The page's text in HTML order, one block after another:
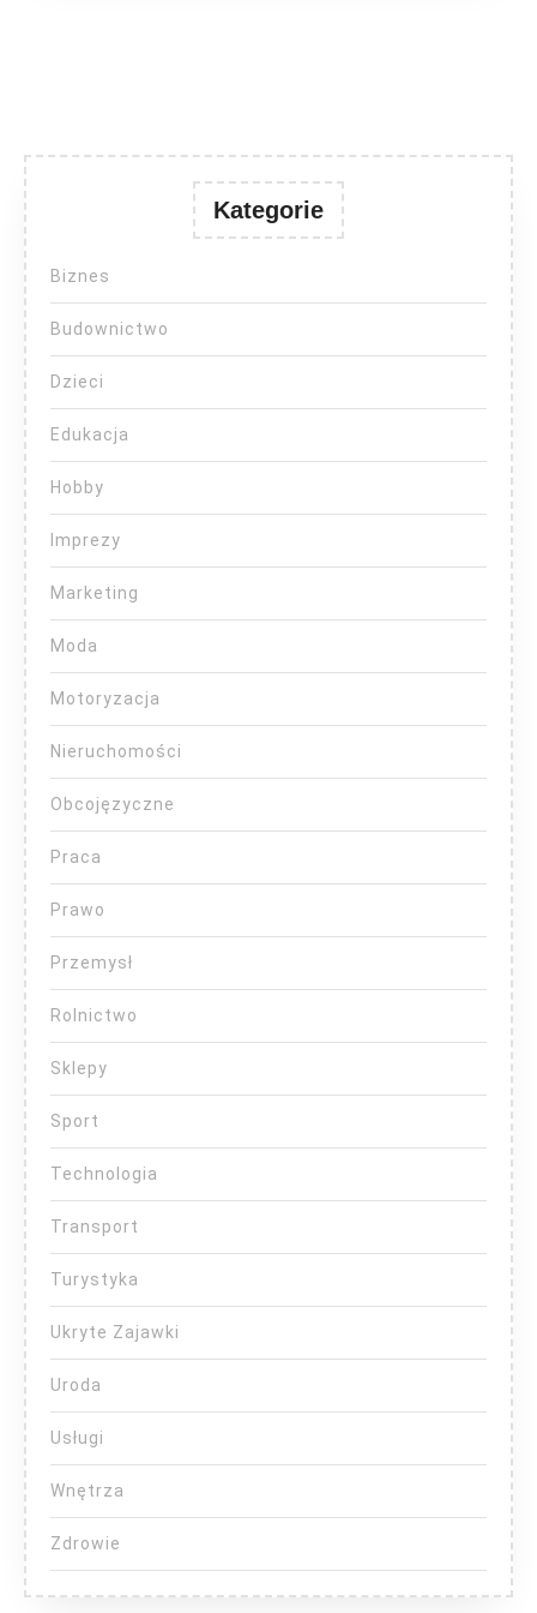
Kategorie
Biznes
Budownictwo
Dzieci
Edukacja
Hobby
Imprezy
Marketing
Moda
Motoryzacja
Nieruchomości
Obcojęzyczne
Praca
Prawo
Przemysł
Rolnictwo
Sklepy
Sport
Technologia
Transport
Turystyka
Ukryte Zajawki
Uroda
Usługi
Wnętrza
Zdrowie